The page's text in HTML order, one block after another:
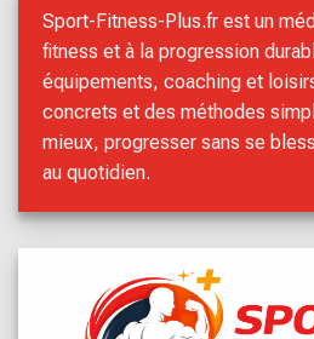
Sport-Fitness-Plus.fr est un
fitness et à la progression
équipements, coaching et
concrets et des méthodes
mieux, progresser sans se
au quotidien.